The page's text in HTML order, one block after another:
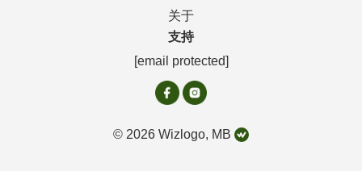
关于
支持
[email protected]
© 2026 Wizlogo, MB